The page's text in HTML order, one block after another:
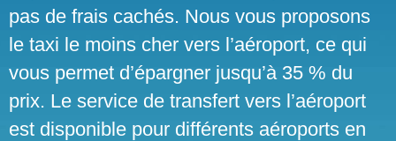
pas de frais cachés. Nous vous proposons
le taxi le moins cher vers l’aéroport, ce qui
vous permet d’épargner jusqu’à 35 % du
prix. Le service de transfert vers l’aéroport
est disponible pour différents aéroports en